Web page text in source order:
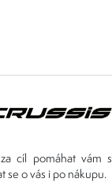
cíl pomáhat vám s
se o vás i po nákupu.